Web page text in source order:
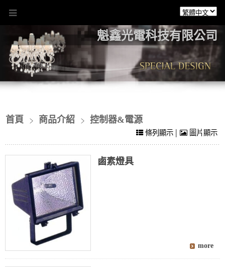
魁鑫光電科技有限公司
首頁 商品介紹 控制器&電源
條列顯示 | 圖片顯示
鹵素燈具